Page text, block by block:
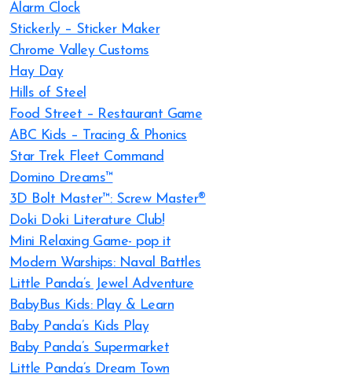
Alarm Clock
Sticker.ly – Sticker Maker
Chrome Valley Customs
Hay Day
Hills of Steel
Food Street – Restaurant Game
ABC Kids – Tracing & Phonics
Star Trek Fleet Command
Domino Dreams™
3D Bolt Master™: Screw Master®
Doki Doki Literature Club!
Mini Relaxing Game- pop it
Modern Warships: Naval Battles
Little Panda’s Jewel Adventure
BabyBus Kids: Play & Learn
Baby Panda’s Kids Play
Baby Panda’s Supermarket
Little Panda’s Dream Town